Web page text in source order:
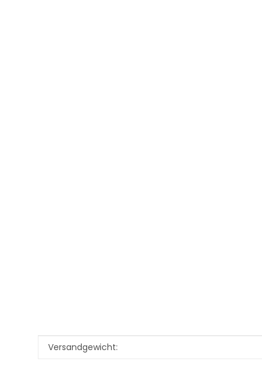
Produkteigenschaft
Wert
Versandgewicht: